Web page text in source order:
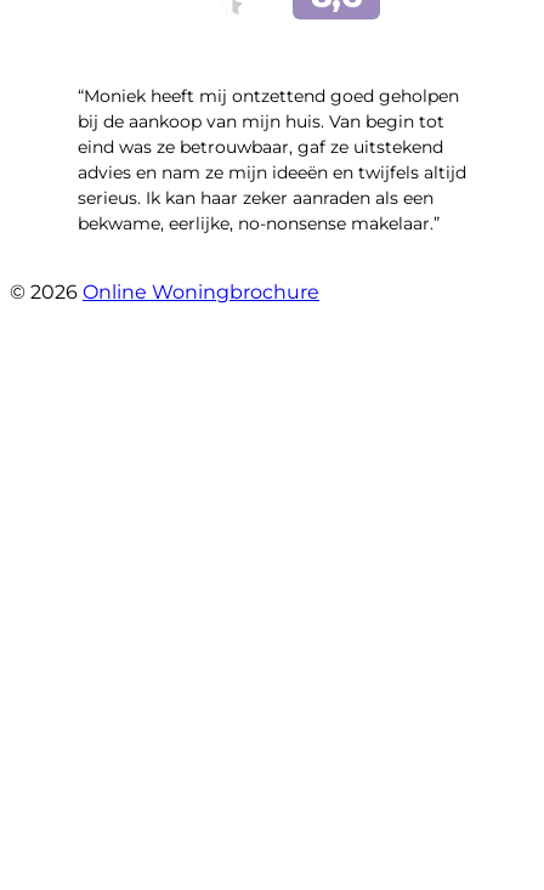
“Moniek heeft mij ontzettend goed geholpen
bij de aankoop van mijn huis. Van begin tot
eind was ze betrouwbaar, gaf ze uitstekend
advies en nam ze mijn ideeën en twijfels altijd
serieus. Ik kan haar zeker aanraden als een
bekwame, eerlijke, no-nonsense makelaar.”
© 2026 Online Woningbrochure